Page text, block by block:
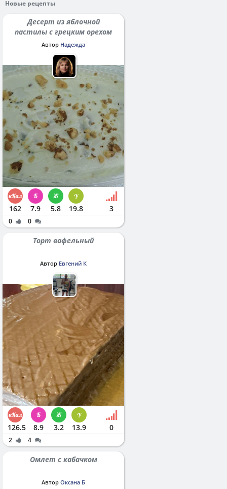
Новые рецепты
Десерт из яблочной
пастилы с грецким орехом
Автор Надежда
162 7.9 5.8 19.8 3
0 0
Торт вафельный
Автор Евгений К
126.5 8.9 3.2 13.9 0
2 4
Омлет с кабачком
Автор Оксана Б